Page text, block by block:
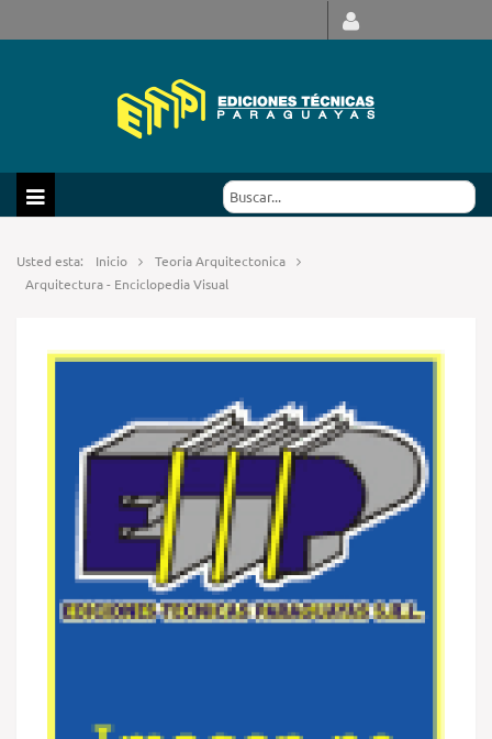
Usted esta: Inicio
Teoria Arquitectonica
Arquitectura - Enciclopedia Visual